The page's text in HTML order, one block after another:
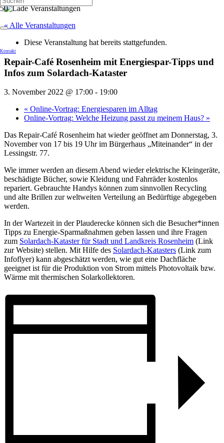
Kontakt
« Alle Veranstaltungen
Diese Veranstaltung hat bereits stattgefunden.
Repair-Café Rosenheim mit Energiespar-Tipps und
Infos zum Solardach-Kataster
3. November 2022 @ 17:00 - 19:00
« Online-Vortrag: Energiesparen im Alltag
Online-Vortrag: Welche Heizung passt zu meinem Haus? »
Das Repair-Café Rosenheim hat wieder geöffnet am Donnerstag, 3.
November von 17 bis 19 Uhr im Bürgerhaus „Miteinander“ in der
Lessingstr. 77.
Wie immer werden an diesem Abend wieder elektrische Kleingeräte,
beschädigte Bücher, sowie Kleidung und Fahrräder kostenlos
repariert. Gebrauchte Handys können zum sinnvollen Recycling
und alte Brillen zur weltweiten Verteilung an Bedürftige abgegeben
werden.
In der Wartezeit in der Plauderecke können sich die Besucher*innen
Tipps zu Energie-Sparmaßnahmen geben lassen und ihre Fragen
zum Solardach-Kataster für Stadt und Landkreis Rosenheim (Link
zur Website) stellen. Mit Hilfe des Solardach-Katasters (Link zum
Infoflyer) kann abgeschätzt werden, wie gut eine Dachfläche
geeignet ist für die Produktion von Strom mittels Photovoltaik bzw.
Wärme mit thermischen Solarkollektoren.